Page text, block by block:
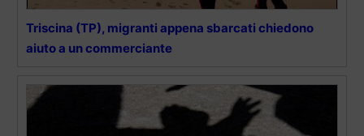
Triscina (TP), migranti appena sbarcati chiedono
aiuto a un commerciante